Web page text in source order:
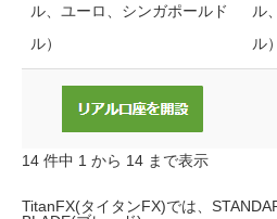
ル、ユーロ、シンガポールド
ル）
ル
ル）
14 件中 1 から 14 まで表示
TitanFX(タイタンFX)では、